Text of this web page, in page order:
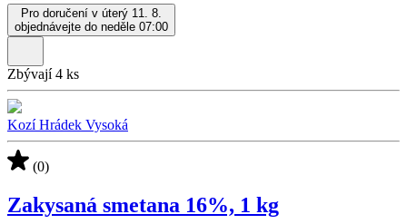
Pro doručení v úterý 11. 8.
objednávejte do neděle 07:00
Zbývají 4 ks
Kozí Hrádek Vysoká
(0)
Zakysaná smetana 16%, 1 kg